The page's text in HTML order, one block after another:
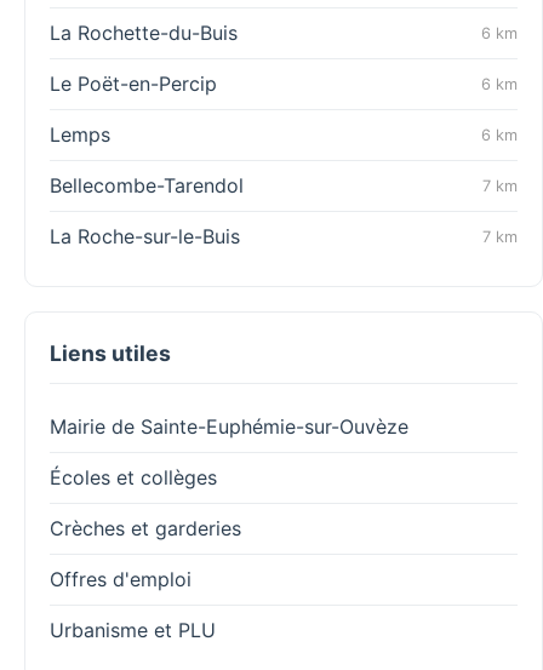
La Rochette-du-Buis 6 km
Le Poët-en-Percip 6 km
Lemps 6 km
Bellecombe-Tarendol 7 km
La Roche-sur-le-Buis 7 km
Liens utiles
Mairie de Sainte-Euphémie-sur-Ouvèze
Écoles et collèges
Crèches et garderies
Offres d'emploi
Urbanisme et PLU